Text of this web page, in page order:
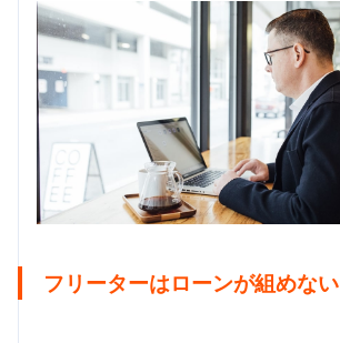
フリーターはローンが組めない